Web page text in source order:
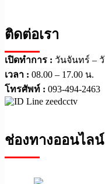
ติดต่อเรา
เปิดทำการ : วันจันทร์ –
เวลา : 08.00 – 17.00 น.
โทรศัพท์ : 093-494-2463
ช่องทางออนไลน์